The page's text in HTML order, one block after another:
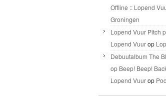
Offline :: Lopend
Groningen
Lopend Vuur Pitch
Lopend Vuurop
Debuutalbum The
op Beep! Beep!
Lopend Vuurop